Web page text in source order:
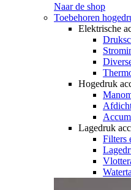
Naar de shop
Toebehoren
Elektrische
Hogedruk
Lagedruk
Filters